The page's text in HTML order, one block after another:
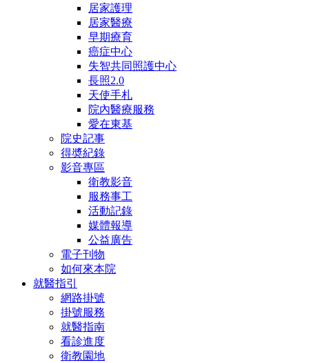
居家護理
居家醫療
早期療育
癌症中心
失智共同照護中心
長照2.0
天使手札
院內醫療服務
愛在東基
院史記事
得奬紀錄
影音專區
衛教影音
服務事工
活動記錄
媒體報導
公益廣告
電子刊物
如何來本院
就醫指引
網路掛號
掛號服務
就醫指南
看診進度
衛教園地